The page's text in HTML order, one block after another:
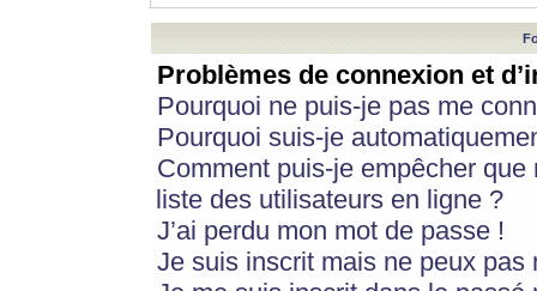
Problèmes de connexion et
Pourquoi ne puis-je pas me
Pourquoi suis-je
Comment puis-je empêcher
liste des utilisateurs en ligne ?
J’ai perdu mon mot de passe !
Je suis inscrit mais ne peux pas